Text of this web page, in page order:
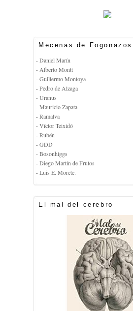
Mecenas de Fogonazos
- Daniel Marín
- Alberto Montt
- Guillermo Montoya
- Pedro de Alzaga
- Uranus
- Mauricio Zapata
- Ramalva
- Víctor Teixidó
- Rubén
- GDD
- Bosonhiggs
- Diego Martín de Frutos
- Luis E. Morete.
El mal del cerebro